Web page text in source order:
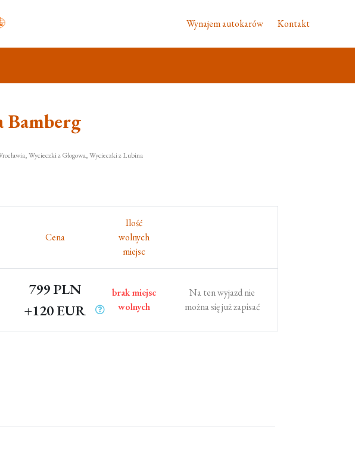
Wynajem autokarów Kontakt
Bamberg
Wycieczki z Głogowa, Wycieczki z Lubina
Cena
Ilość
wolnych
miejsc
799 PLN
+120 EUR
brak miejsc
wolnych
Na ten wyjazd nie
można się już zapisać